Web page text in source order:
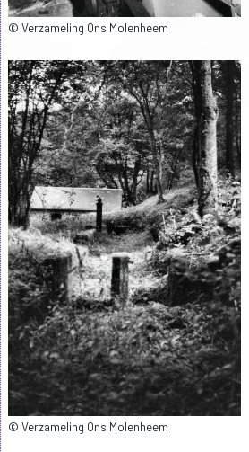
© Verzameling Ons Molenheem
© Verzameling Ons Molenheem